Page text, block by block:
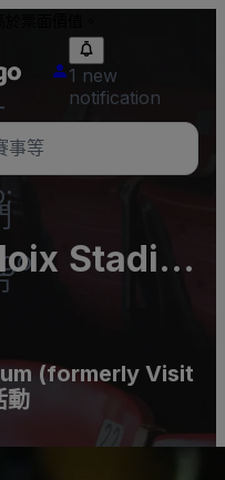
1 new
notification
Stadium
(formerly Visit
動